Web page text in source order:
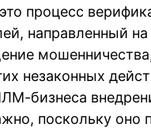
процесс
направленный на
незаконных
бизнеса
поскольку оно